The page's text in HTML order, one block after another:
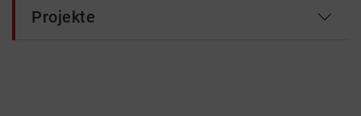
Projekte